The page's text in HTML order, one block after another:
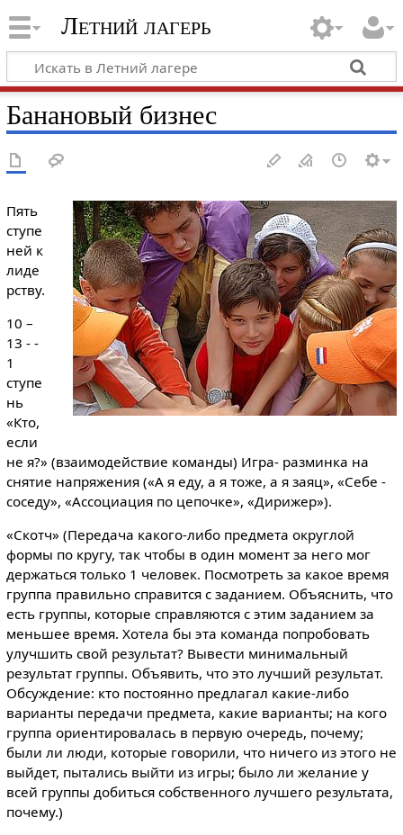
Летний лагерь
Банановый бизнес
Пять
ступе
ней к
лиде
рству.
10 –
13 - -
1
ступе
нь
«Кто,
если
не я?» (взаимодействие команды) Игра- разминка на
снятие напряжения («А я еду, а я тоже, а я заяц», «Себе -
соседу», «Ассоциация по цепочке», «Дирижер»).
«Скотч» (Передача какого-либо предмета округлой
формы по кругу, так чтобы в один момент за него мог
держаться только 1 человек. Посмотреть за какое время
группа правильно справится с заданием. Объяснить, что
есть группы, которые справляются с этим заданием за
меньшее время. Хотела бы эта команда попробовать
улучшить свой результат? Вывести минимальный
результат группы. Объявить, что это лучший результат.
Обсуждение: кто постоянно предлагал какие-либо
варианты передачи предмета, какие варианты; на кого
группа ориентировалась в первую очередь, почему;
были ли люди, которые говорили, что ничего из этого не
выйдет, пытались выйти из игры; было ли желание у
всей группы добиться собственного лучшего результата,
почему.)